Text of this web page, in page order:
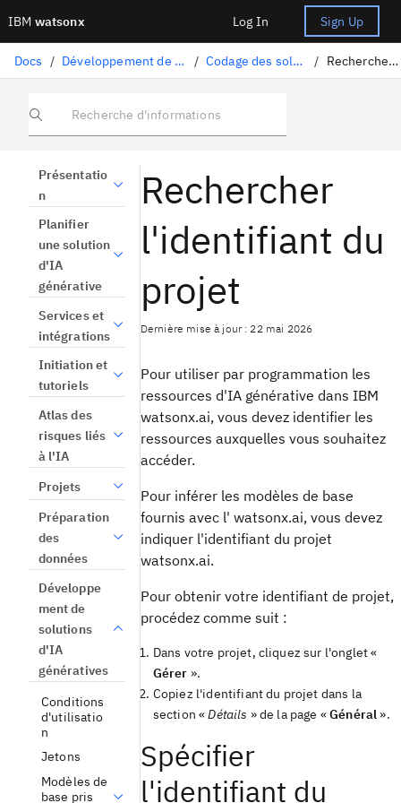
IBM watsonx Log In Sign Up
Docs / Développement de solutions d'IA génératives / Codage des solutions d'IA générative / Recherche de l'ID de projet
Recherche d'informations
Présentatio
n
Planifier
une solution
d'IA
générative
Services et
intégrations
Initiation et
tutoriels
Atlas des
risques liés
à l'IA
Projets
Préparation
des
données
Développe
ment de
solutions
d'IA
génératives
Conditions
d'utilisatio
n
Jetons
Modèles de
base pris
Rechercher
l'identifiant du
projet
Dernière mise à jour : 22 mai 2026
Pour utiliser par programmation les
ressources d'IA générative dans IBM
watsonx.ai, vous devez identifier les
ressources auxquelles vous souhaitez
accéder.
Pour inférer les modèles de base
fournis avec l' watsonx.ai, vous devez
indiquer l'identifiant du projet
watsonx.ai.
Pour obtenir votre identifiant de projet,
procédez comme suit :
Dans votre projet, cliquez sur l'onglet «
Gérer ».
Copiez l'identifiant du projet dans la
section «Détails » de la page «Général».
Spécifier
l'identifiant du